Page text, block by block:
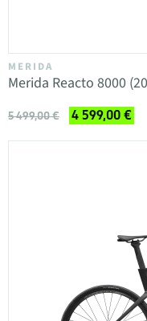
MERIDA
Merida Reacto 8000
5 499,00 € 4 599,00 €